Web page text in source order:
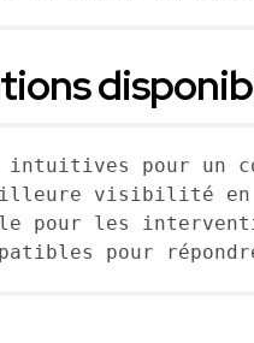
et intuitives pour
visibilité
pour les
pour